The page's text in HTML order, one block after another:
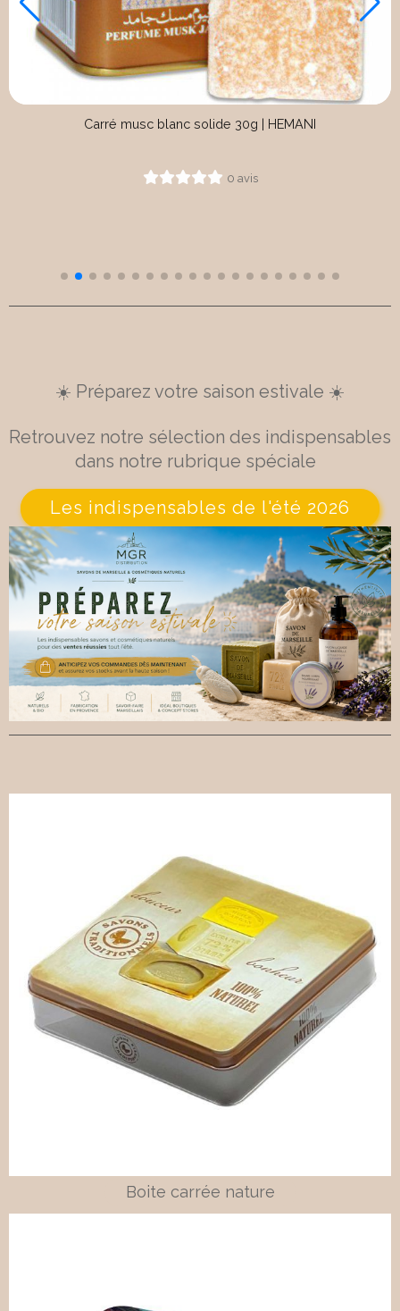
Savon lait d'ânesse frais et bio 100g
0 avis
☀️ Préparez votre saison estivale ☀️
Retrouvez notre sélection des indispensables
dans notre rubrique spéciale
Les indispensables de l'été 2026
Boite carrée nature